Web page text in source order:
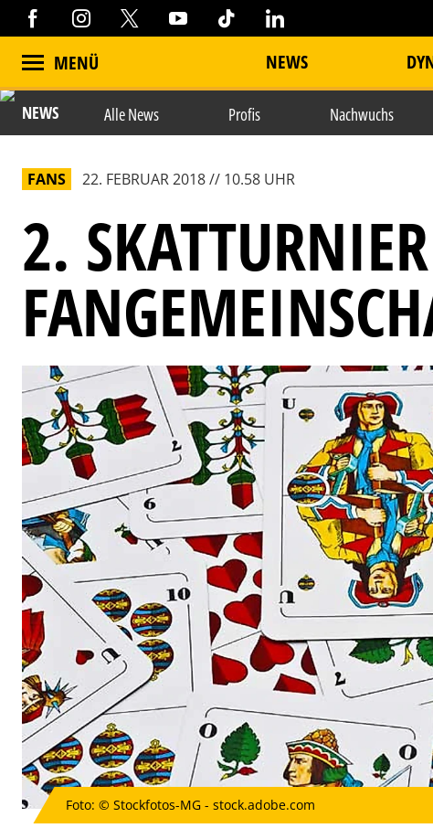
MENÜ NEWS
NEWS Alle News Profis Nachwuchs
FANS 22. FEBRUAR 2018 // 10.58 UHR
2.
Foto: © Stockfotos-MG - stock.adobe.com